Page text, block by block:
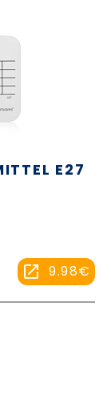
E27
9.98€